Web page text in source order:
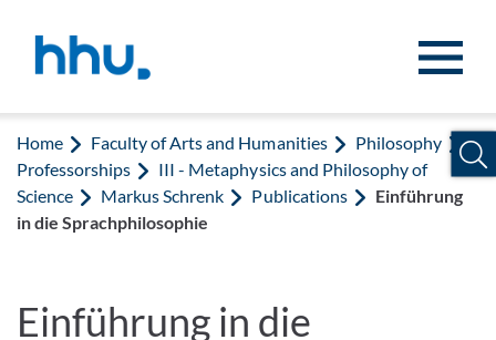
Home Faculty of Arts and Humanities
Philosophy
Professorships
III - Metaphysics and Philosophy of
Science
Markus Schrenk Publications
Einführung
in die Sprachphilosophie
Einführung in die